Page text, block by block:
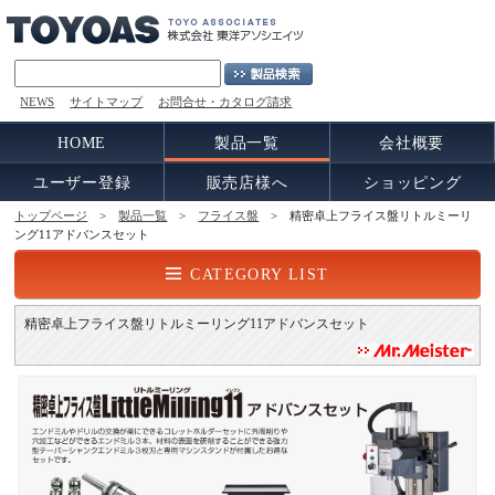
NEWS サイトマップ お問合せ・カタログ請求
HOME 製品一覧 会社概要
ユーザー登録 販売店様へ ショッピング
トップページ >製品一覧 > フライス盤 > 精密卓上フライス盤リトルミーリ
ング11アドバンスセット
CATEGORY LIST
精密卓上フライス盤リトルミーリング11アドバンスセット